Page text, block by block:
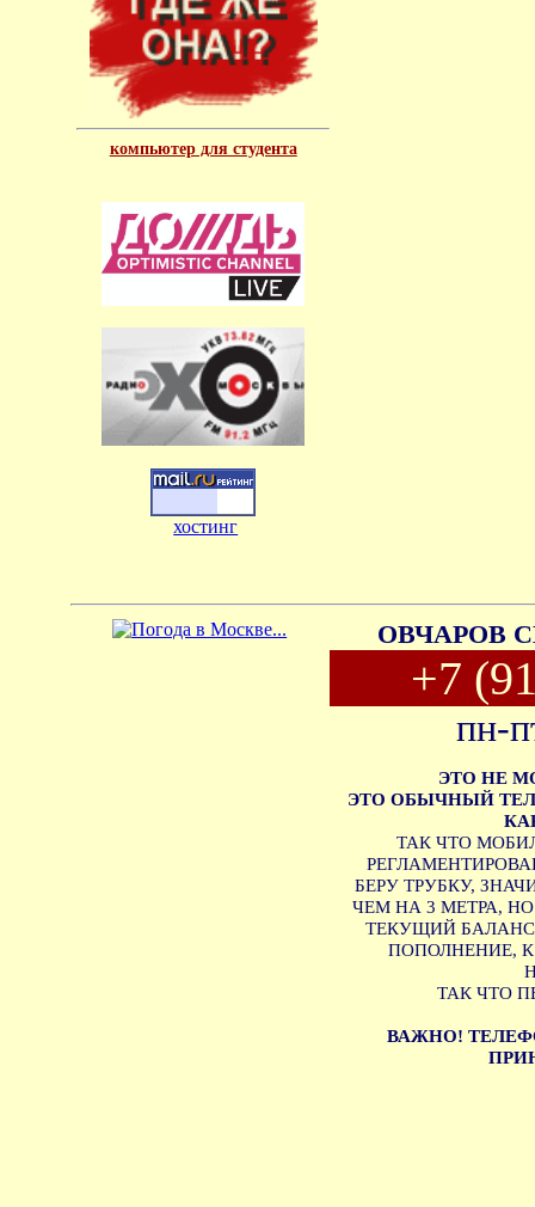
компьютер для студента
хостинг
ОВЧАРОВ
+7
пн-
ЭТО НЕ
ЭТО ОБЫЧНЫЙ
ТАК ЧТО
БЕРУ ТРУБКУ,
ЧЕМ НА 3 МЕТРА,
ТЕКУЩИЙ
ПОПОЛНЕНИЕ,
ТАК ЧТО
ВАЖНО!